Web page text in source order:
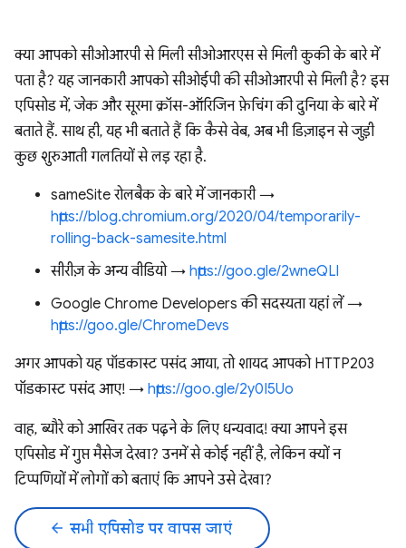
क्या आपको सीओआरपी से मिली सीओआरएस से मिली कुकी के बारे में
पता है? यह जानकारी आपको सीओईपी की सीओआरपी से मिली है? इस
एपिसोड में, जेक और सूरमा क्रॉस-ऑरिजिन फ़ेचिंग की दुनिया के बारे में
बताते हैं. साथ ही, यह भी बताते हैं कि कैसे वेब, अब भी डिज़ाइन से जुड़ी
कुछ शुरुआती गलतियों से लड़ रहा है.
sameSite रोलबैक के बारे में जानकारी →
https://blog.chromium.org/2020/04/temporarily-
rolling-back-samesite.html
सीरीज़ के अन्य वीडियो → https://goo.gle/2wneQLl
Google Chrome Developers की सदस्यता यहां लें →
https://goo.gle/ChromeDevs
अगर आपको यह पॉडकास्ट पसंद आया, तो शायद आपको HTTP203
पॉडकास्ट पसंद आए! → https://goo.gle/2y0I5Uo
वाह, ब्यौरे को आखिर तक पढ़ने के लिए धन्यवाद! क्या आपने इस
एपिसोड में गुप्त मैसेज देखा? उनमें से कोई नहीं है, लेकिन क्यों न
टिप्पणियों में लोगों को बताएं कि आपने उसे देखा?
arrow_back सभी एपिसोड पर वापस जाएं